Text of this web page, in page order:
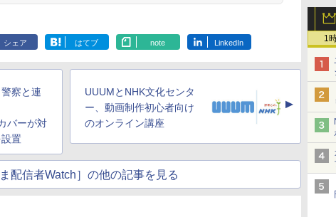
1
シェア はてブ note LinkedIn
察と連
バーが対
置
UUUMとNHK文化センタ
ー、動画制作初心者向け
のオンライン講座
▲
ま配信者Watch］の他の記事を見る